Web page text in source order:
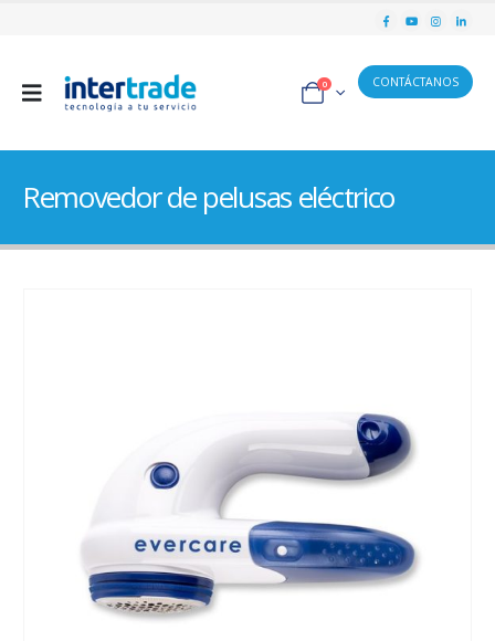
0 CONTÁCTANOS
Removedor de pelusas eléctrico